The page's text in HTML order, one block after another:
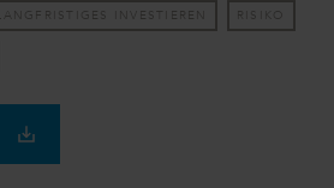
LANGFRISTIGES INVESTIEREN RISIKO